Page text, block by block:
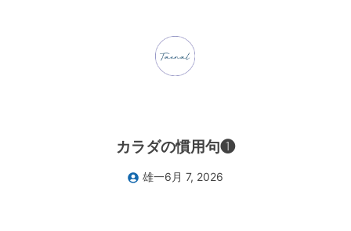
カラダの慣用句❶
雄一6月 7, 2026